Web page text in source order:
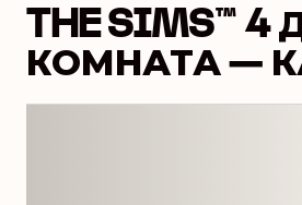
THE SIMS™ 4
КОМНАТА —